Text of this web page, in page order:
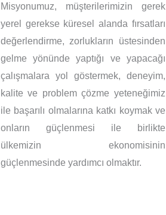
Misyonumuz, müşterilerimizin gerek
yerel gerekse küresel alanda fırsatları
değerlendirme, zorlukların üstesinden
gelme yönünde yaptığı ve yapacağı
çalışmalara yol göstermek, deneyim,
kalite ve problem çözme yeteneğimiz
ile başarılı olmalarına katkı koymak ve
onların güçlenmesi ile birlikte
ülkemizin ekonomisinin
güçlenmesinde yardımcı olmaktır.